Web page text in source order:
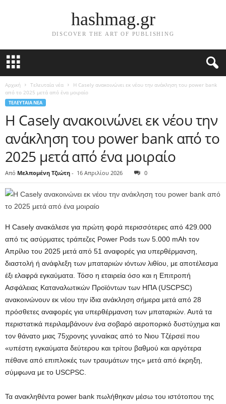
hashmag.gr
DISCOVER THE ART OF PUBLISHING
Αρχική Τελευταία νέα
Η Casely ανακοινώνει εκ νέου την ανάκληση του power bank
από το 2025 μετά από ένα μοιραίο
ΤΕΛΕΥΤΑΊΑ ΝΈΑ
Η Casely ανακοινώνει εκ νέου την
ανάκληση του power bank από το
2025 μετά από ένα μοιραίο
Από Μελπομένη Τζιώτη - 16 Απριλίου 2026 0
Η Casely ανακάλεσε για πρώτη φορά περισσότερες από 429.000
από τις ασύρματες τράπεζες Power Pods των 5.000 mAh τον
Απρίλιο του 2025 μετά από 51 αναφορές για υπερθέρμανση,
διαστολή ή ανάφλεξη των μπαταριών ιόντων λιθίου, με αποτέλεσμα
έξι ελαφρά εγκαύματα. Τόσο η εταιρεία όσο και η Επιτροπή
Ασφάλειας Καταναλωτικών Προϊόντων των ΗΠΑ (USCPSC)
ανακοινώνουν εκ νέου την ίδια ανάκληση σήμερα μετά από 28
πρόσθετες αναφορές για υπερθέρμανση των μπαταριών. Αυτά τα
περιστατικά περιλαμβάνουν ένα σοβαρό αεροπορικό δυστύχημα και
τον θάνατο μιας 75χρονης γυναίκας από το Νιου Τζέρσεϊ που
«υπέστη εγκαύματα δεύτερου και τρίτου βαθμού και αργότερα
πέθανε από επιπλοκές των τραυμάτων της» μετά από έκρηξη,
σύμφωνα με το USCPSC.
Τα ανακληθέντα power bank πωλήθηκαν μέσω του ιστότοπου της